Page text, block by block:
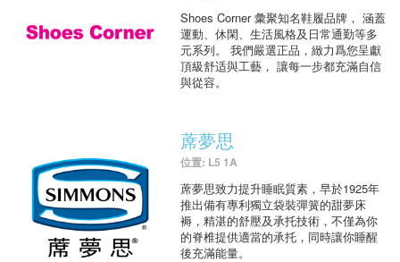
Shoes Corner 彙聚知名鞋履品牌， 涵蓋
運動、休閑、生活風格及日常通勤等多
元系列。 我們嚴選正品，緻力爲您呈獻
頂級舒适與工藝， 讓每一步都充滿自信
與從容。
蓆夢思
位置: L5 1A
蓆夢思致力提升睡眠質素，早於1925年
推出備有專利獨立袋裝彈簧的甜夢床
褥，精湛的舒壓及承托技術，不僅為你
的脊椎提供適當的承托，同時讓你睡醒
後充滿能量。